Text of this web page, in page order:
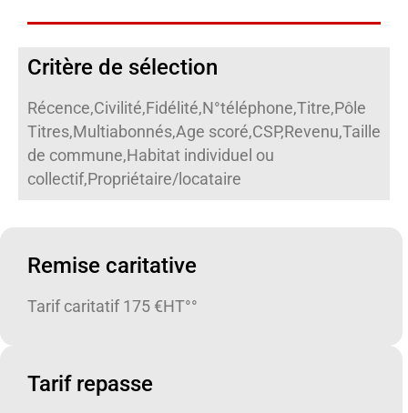
Critère de sélection
Récence,Civilité,Fidélité,N°téléphone,Titre,Pôle
Titres,Multiabonnés,Age scoré,CSP,Revenu,Taille
de commune,Habitat individuel ou
collectif,Propriétaire/locataire
Remise caritative
Tarif caritatif 175 €HT°°
Tarif repasse